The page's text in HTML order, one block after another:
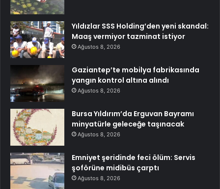
Yıldızlar SSS Holding’den yeni skandal:
Maaş vermiyor tazminat istiyor
Ağustos 8, 2026
Gaziantep’te mobilya fabrikasında
yangın kontrol altına alındı
Ağustos 8, 2026
Bursa Yıldırım’da Erguvan Bayramı
minyatürle geleceğe taşınacak
Ağustos 8, 2026
Emniyet şeridinde feci ölüm: Servis
şoförüne midibüs çarptı
Ağustos 8, 2026